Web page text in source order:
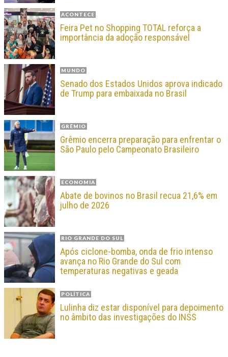
ACONTECE
Feira Pet no Shopping TOTAL reforça a
importância da adoção responsável
MUNDO
Senado dos Estados Unidos aprova indicado
de Trump para embaixada no Brasil
GRÊMIO
Grêmio encerra preparação para enfrentar o
São Paulo pelo Campeonato Brasileiro
ECONOMIA
Abate de bovinos no Brasil recua 21,6% em
julho de 2026
RIO GRANDE DO SUL
Após ciclone-bomba, onda de frio intenso
avança no Rio Grande do Sul com
temperaturas negativas e geada
POLÍTICA
Lulinha diz estar disponível para depoimento
no âmbito das investigações do INSS